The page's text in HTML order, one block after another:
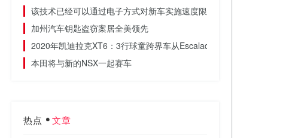
该技术已经可以通过电子方式对新车实施速度限制
加州汽车钥匙盗窃案居全美领先
2020年凯迪拉克XT6：3行球童跨界车从Escalade降级
本田将与新的NSX一起赛车
热点 文章